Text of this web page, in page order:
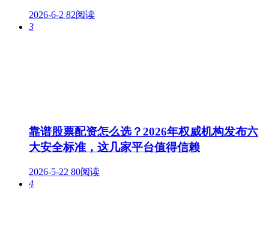
2026-6-2 82阅读
3
靠谱股票配资怎么选？2026年权威机构发布六
大安全标准，这几家平台值得信赖
2026-5-22 80阅读
4